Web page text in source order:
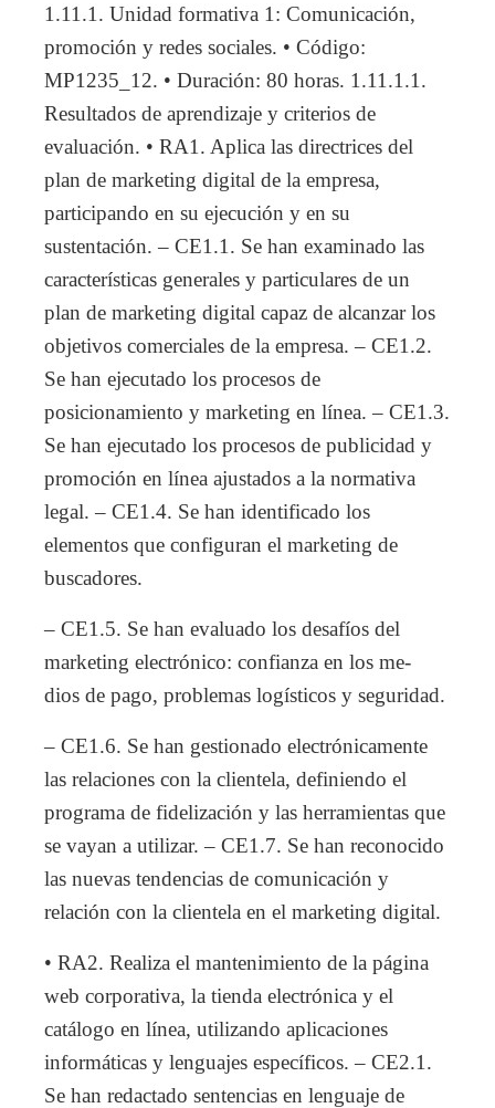
1.11.1. Unidad formativa 1: Comunicación,
promoción y redes sociales. • Código:
MP1235_12. • Duración: 80 horas. 1.11.1.1.
Resultados de aprendizaje y criterios de
evaluación. • RA1. Aplica las directrices del
plan de marketing digital de la empresa,
participando en su ejecución y en su
sustentación. – CE1.1. Se han examinado las
características generales y particulares de un
plan de marketing digital capaz de alcanzar los
objetivos comerciales de la empresa. – CE1.2.
Se han ejecutado los procesos de
posicionamiento y marketing en línea. – CE1.3.
Se han ejecutado los procesos de publicidad y
promoción en línea ajustados a la normativa
legal. – CE1.4. Se han identificado los
elementos que configuran el marketing de
buscadores.
– CE1.5. Se han evaluado los desafíos del
marketing electrónico: confianza en los me-
dios de pago, problemas logísticos y seguridad.
– CE1.6. Se han gestionado electrónicamente
las relaciones con la clientela, definiendo el
programa de fidelización y las herramientas que
se vayan a utilizar. – CE1.7. Se han reconocido
las nuevas tendencias de comunicación y
relación con la clientela en el marketing digital.
• RA2. Realiza el mantenimiento de la página
web corporativa, la tienda electrónica y el
catálogo en línea, utilizando aplicaciones
informáticas y lenguajes específicos. – CE2.1.
Se han redactado sentencias en lenguaje de